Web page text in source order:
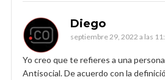
Diego
septiembre 29, 2022 a las
Yo creo que te refieres a una
Antisocial. De acuerdo con la